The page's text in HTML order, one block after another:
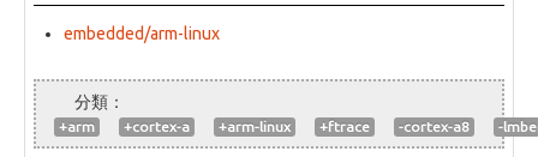
登入 / 註冊帳號
embedded/arm-linux
+arm +cortex-a +arm-linux +ftrace -cortex-a8 -